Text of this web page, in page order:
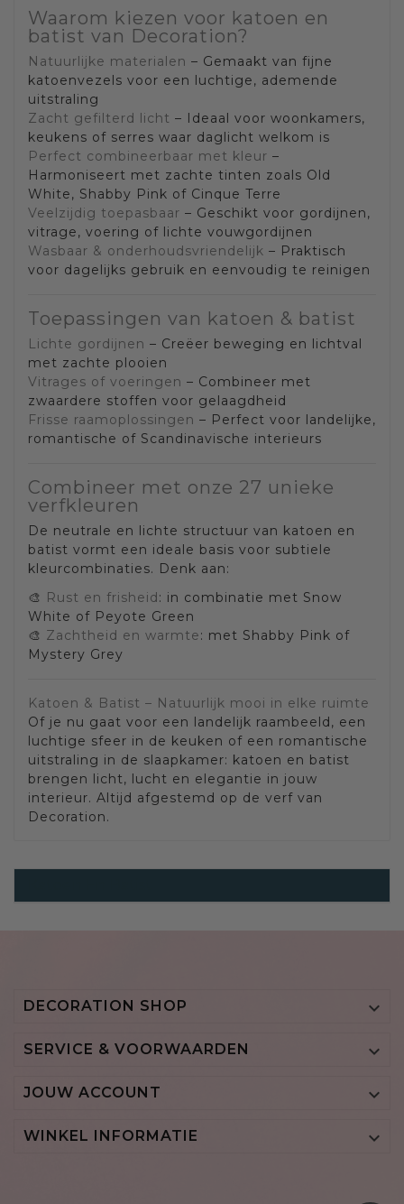
Waarom kiezen voor katoen en
batist van Decoration?
Natuurlijke materialen – Gemaakt van fijne
katoenvezels voor een luchtige, ademende
uitstraling
Zacht gefilterd licht – Ideaal voor woonkamers,
keukens of serres waar daglicht welkom is
Perfect combineerbaar met kleur –
Harmoniseert met zachte tinten zoals Old
White, Shabby Pink of Cinque Terre
Veelzijdig toepasbaar – Geschikt voor gordijnen,
vitrage, voering of lichte vouwgordijnen
Wasbaar & onderhoudsvriendelijk – Praktisch
voor dagelijks gebruik en eenvoudig te reinigen
Toepassingen van katoen & batist
Lichte gordijnen – Creëer beweging en lichtval
met zachte plooien
Vitrages of voeringen – Combineer met
zwaardere stoffen voor gelaagdheid
Frisse raamoplossingen – Perfect voor landelijke,
romantische of Scandinavische interieurs
Combineer met onze 27 unieke
verfkleuren
De neutrale en lichte structuur van katoen en
batist vormt een ideale basis voor subtiele
kleurcombinaties. Denk aan:
🎨 Rust en frisheid: in combinatie met Snow
White of Peyote Green
🎨 Zachtheid en warmte: met Shabby Pink of
Mystery Grey
Katoen & Batist – Natuurlijk mooi in elke ruimte
Of je nu gaat voor een landelijk raambeeld, een
luchtige sfeer in de keuken of een romantische
uitstraling in de slaapkamer: katoen en batist
brengen licht, lucht en elegantie in jouw
interieur. Altijd afgestemd op de verf van
Decoration.
DECORATION SHOP 
SERVICE & VOORWAARDEN 
JOUW ACCOUNT 
WINKEL INFORMATIE 